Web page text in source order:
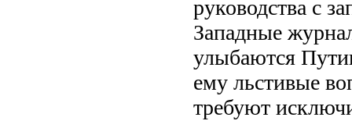
руководства с
Западные
улыбаются
ему льстивые
требуют